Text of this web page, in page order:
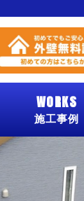
WORKS
施工事例